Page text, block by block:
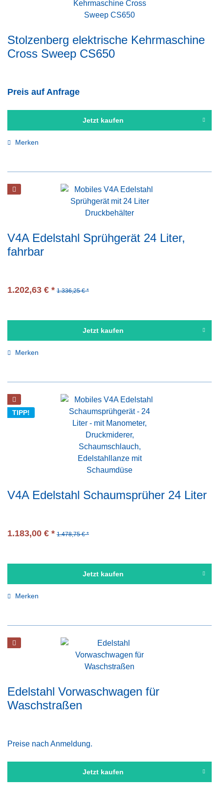
Stolzenberg elektrische Kehrmaschine
Cross Sweep CS650
Preis auf Anfrage
Jetzt kaufen
Merken
V4A Edelstahl Sprühgerät 24 Liter,
fahrbar
1.202,63 € * 1.336,25 € *
Jetzt kaufen
Merken
TIPP!
V4A Edelstahl Schaumsprüher 24 Liter
1.183,00 € * 1.478,75 € *
Jetzt kaufen
Merken
Edelstahl Vorwaschwagen für
Waschstraßen
Preise nach Anmeldung.
Jetzt kaufen